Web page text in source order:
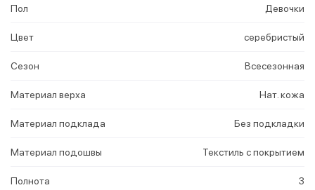
Пол Девочки
Цвет серебристый
Сезон Всесезонная
Материал верха Нат. кожа
Материал подклада Без подкладки
Материал подошвы Текстиль с покрытием
Полнота 3